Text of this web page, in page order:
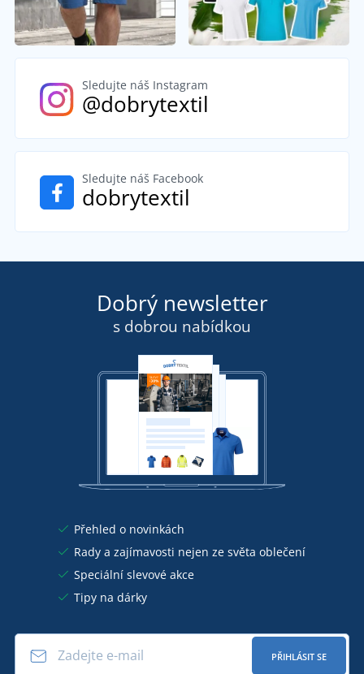
Sledujte náš Instagram
@dobrytextil
Sledujte náš Facebook
dobrytextil
Dobrý newsletter
s dobrou nabídkou
Přehled o novinkách
Rady a zajímavosti nejen ze světa oblečení
Speciální slevové akce
Tipy na dárky
PŘIHLÁSIT SE